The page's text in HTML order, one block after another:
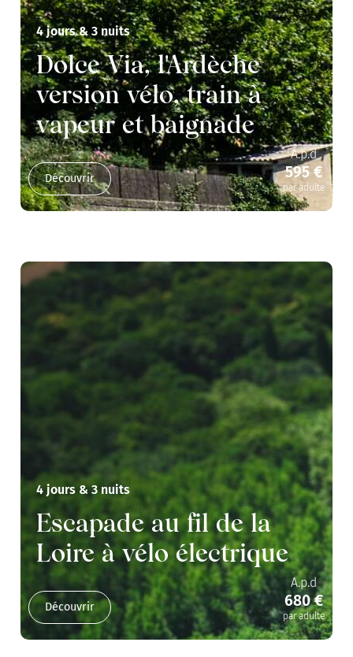
4 jours & 3 nuits
Dolce Via, l'Ardèche
version vélo, train à
vapeur et baignade
Découvrir
A.p.d
595 €
par adulte
4 jours & 3 nuits
Escapade au fil de la
Loire à vélo électrique
Découvrir
A.p.d
680 €
par adulte